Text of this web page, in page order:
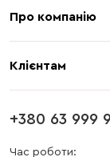
Про компанію
Клієнтам
Оплата
Блог
+380 63 999
Час роботи: